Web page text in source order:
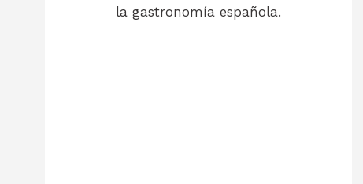
la gastronomía española.